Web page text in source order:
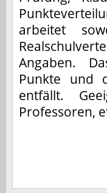
arbeitet
Angaben.
Punkte und
entfällt.
Professoren,